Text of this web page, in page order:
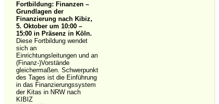
Fortbildung: Finanzen –
Grundlagen der
Finanzierung nach Kibiz,
5. Oktober um 10:00 –
15:00 in Präsenz in Köln.
Diese Fortbildung wendet
sich an
Einrichtungsleitungen und an
(Finanz-)Vorstände
gleichermaßen. Schwerpunkt
des Tages ist die Einführung
in das Finanzierungssystem
der Kitas in NRW nach
KIBIZ